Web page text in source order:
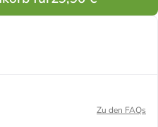
Zu den FAQs